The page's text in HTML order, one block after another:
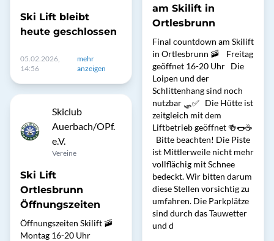
Ski Lift bleibt
heute geschlossen
05.02.2026,
14:56
mehr
anzeigen
Skiclub
Auerbach/OPf.
e.V.
Vereine
Ski Lift
Ortlesbrunn
Öffnungszeiten
Öffnungszeiten Skilift 🚠
Montag 16-20 Uhr
am Skilift in
Ortlesbrunn
Final countdown am Skilift
in Ortlesbrunn 🚠 Freitag
geöffnet 16-20 Uhr Die
Loipen und der
Schlittenhang sind noch
nutzbar 🛷✅ Die Hütte ist
zeitgleich mit dem
Liftbetrieb geöffnet 🍻🌭☕️
Bitte beachten! Die Piste
ist Mittlerweile nicht mehr
vollflächig mit Schnee
bedeckt. Wir bitten darum
diese Stellen vorsichtig zu
umfahren. Die Parkplätze
sind durch das Tauwetter
und d